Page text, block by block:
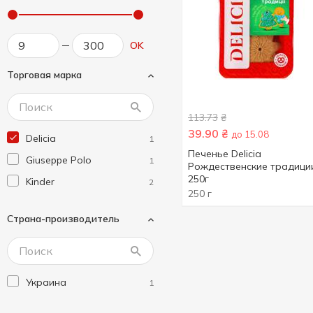
OK
Торговая марка
Delicia 1
Giuseppe Polo 1
Kinder 2
Страна-производитель
Украина 1
113.73 ₴
39.90 ₴ до 15.08
Печенье Delicia
Рождественские
250г
250 г